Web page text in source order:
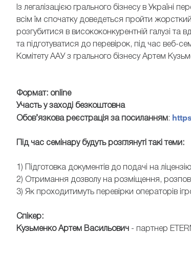
Із легалізацією грального бізнесу в Україні
всім їм спочатку доведеться пройти
розгубитися в висококонкурентній галузі та
та підготуватися до перевірок, під час веб-
Комітету ААУ з грального бізнесу Артем
Формат: online
Участь у заході безкоштовна
Обов’язкова реєстрація за посиланням :
Під час семінару будуть розглянуті такі теми:
1) Підготовка документів до подачі на
2) Отримання дозволу на розміщення,
3) Як проходитимуть перевірки операторів
Спікер:
Кузьменко Артем Васильович - партнер